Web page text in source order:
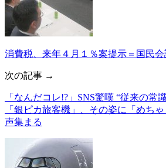
消費税、来年４月１％案提示＝国民会
次の記事 →
「なんだコレ!?」SNS驚嘆 “従来の常
「銀ピカ旅客機」、その姿に「めち
声集まる